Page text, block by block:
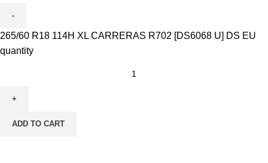
265/60 R18 114H XL CARRERAS R702 [DS6068 U] DS EU
quantity
ADD TO CART